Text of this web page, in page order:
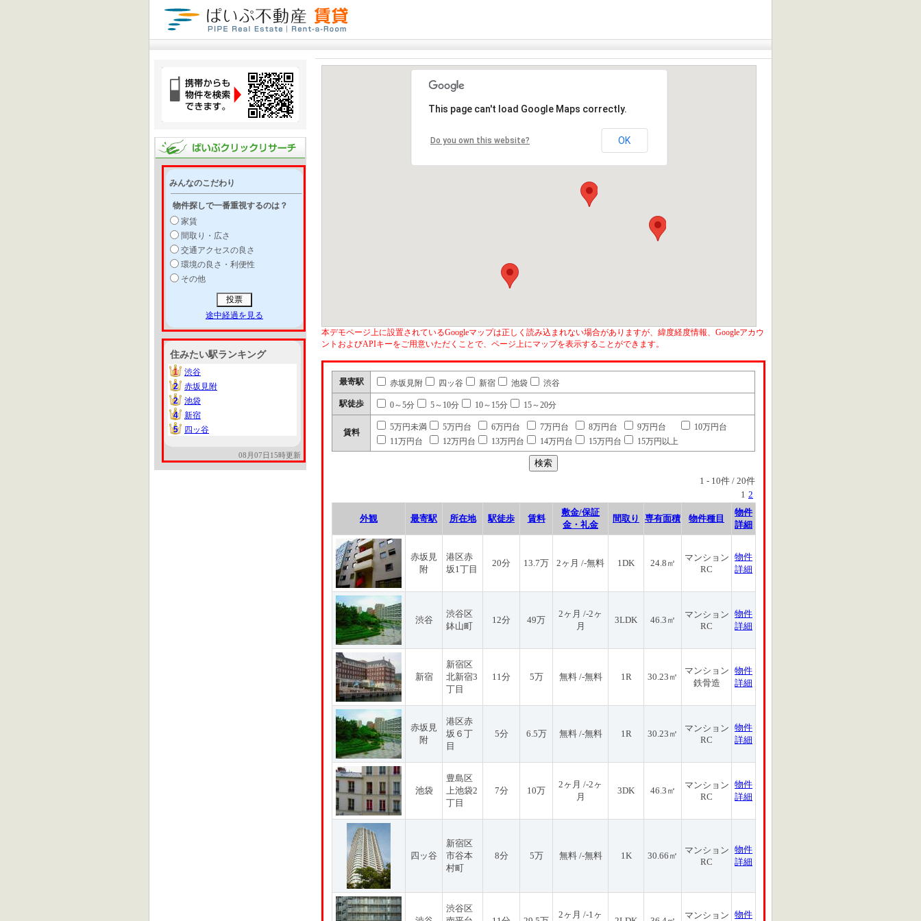
みんなのこだわり
物件探しで一番重視するのは？
家賃
間取り・広さ
交通アクセスの良さ
環境の良さ・利便性
その他
途中経過を見る
住みたい駅ランキング
1
1
渋谷
2
2
赤坂見附
2
2
池袋
4
4
新宿
5
5 四ッ谷
08月07日15時更新
This page can't load Google Maps correctly.
Do you own this website? OK
本デモページ上に設置されているGoogleマップは正しく読み込まれない場合がありますが、緯度経度情報、Googleアカウ
ントおよびAPIキーをご用意いただくことで、ページ上にマップを表示することができます。
最寄駅 赤坂見附 四ッ谷 新宿 池袋 渋谷
駅徒歩 0～5分 5～10分 10～15分 15～20分
賃料
5万円未満 5万円台 6万円台 7万円台 8万円台 9万円台
10万円台
11万円台
12万円台 13万円台 14万円台 15万円台 15万円以上
1 - 10件 / 20件
1 2
外観 最寄駅 所在地 駅徒歩 賃料
敷金/保証
金・礼金
間取り 専有面積 物件種目
物件
詳細
赤坂見
附
港区赤
坂1丁目
20分 13.7万 2ヶ月 /-無料 1DK 24.8㎡
マンション
RC
物件
詳細
渋谷
渋谷区
鉢山町
12分 49万
2ヶ月 /-2ヶ
月
3LDK 46.3㎡
マンション
RC
物件
詳細
新宿
新宿区
北新宿3
丁目
11分 5万 無料 /-無料 1R 30.23㎡
マンション
鉄骨造
物件
詳細
赤坂見
附
港区赤
坂６丁
目
5分 6.5万 無料 /-無料 1R 30.23㎡
マンション
RC
物件
詳細
池袋
豊島区
上池袋2
丁目
7分 10万
2ヶ月 /-2ヶ
月
3DK 46.3㎡
マンション
RC
物件
詳細
四ッ谷
新宿区
市谷本
村町
8分 5万 無料 /-無料 1K 30.66㎡
マンション
RC
物件
詳細
渋谷区
2ヶ月 /-1ヶ マンション 物件